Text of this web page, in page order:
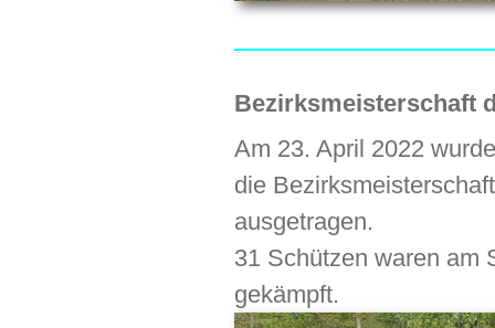
Bezirksmeisterschaft
Am 23. April 2022
die
ausgetragen.
31 Schützen waren am
gekämpft.